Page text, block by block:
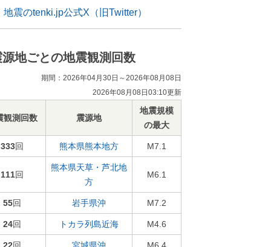
地震のtenki.jp公式X（旧Twitter）
源地ごとの地震観測回数
期間：2026年04月30日～2026年08月08日
2026年08月08日03:10更新
観測回数 震源地
地震規模
の最大
333回 熊本県熊本地方 M7.1
111回
熊本県天草・芦北地
方
M6.1
55回 岩手県沖 M7.2
24回 トカラ列島近海 M4.6
22回 宮城県沖 M6.4